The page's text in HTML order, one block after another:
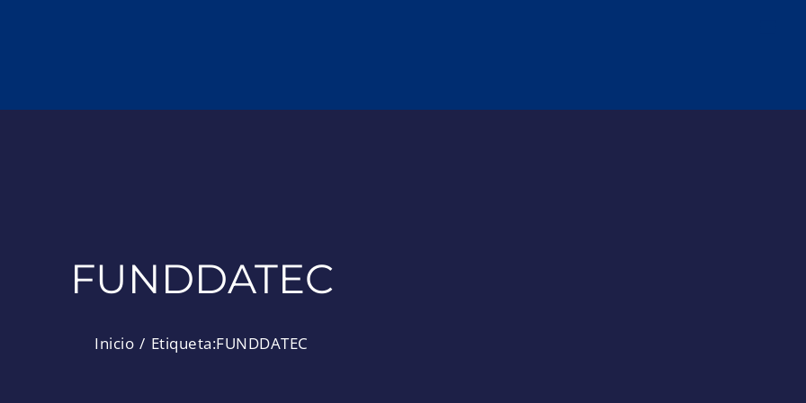
FUNDDATEC
Inicio Etiqueta:FUNDDATEC